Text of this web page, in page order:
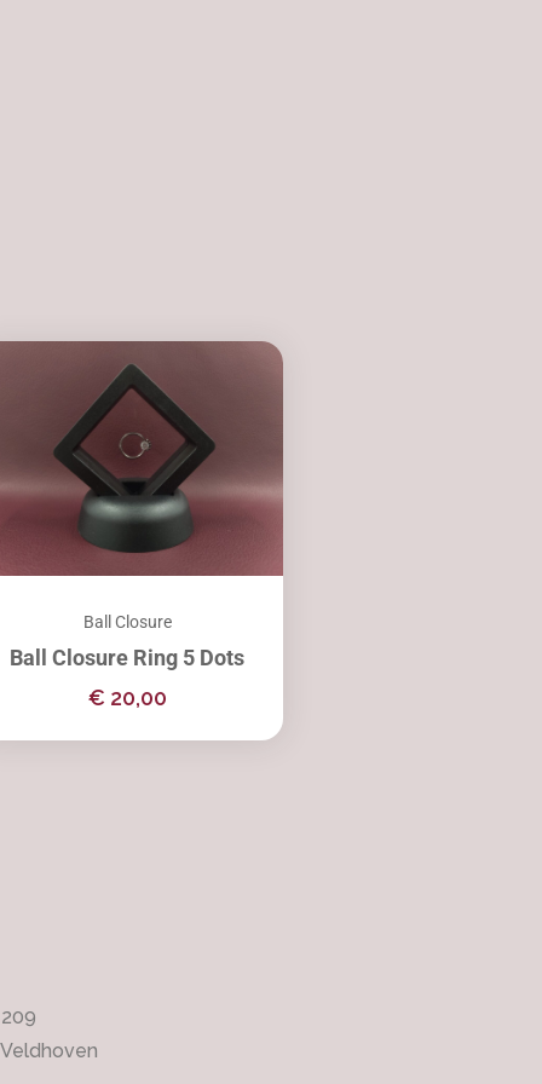
Ball Closure
Ball Closure Ring 5 Dots
€ 20,00